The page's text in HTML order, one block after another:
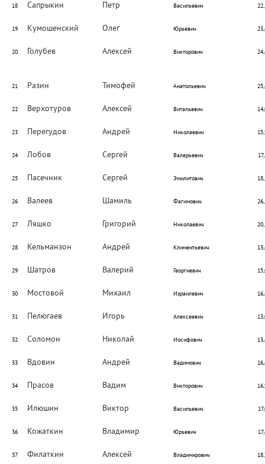
18 Сапрыкин Петр Васильевич
19 Кумошенский Олег Юрьевич
20 Голубев Алексей Викторович
21 Разин Тимофей Анатольевич
22 Верхотуров Алексей Витальевич
23 Перегудов Андрей Николаевич
24 Лобов Сергей Валерьевич
25 Пасечник Сергей Эмилитович
26 Валеев Шамиль Фагимович
27 Ляшко Григорий Николаевич
28 Кельманзон Андрей Климентьевич
29 Шатров Валерий Георгиевич
30 Мостовой Михаил Израилевич
31 Пелюгаев Игорь Алексеевич
32 Соломон Николай Иосифович
33 Вдовин Андрей Вадимович
34 Прасов Вадим Викторович
35 Илюшин Виктор Васильевич
36 Кожаткин Владимир Юрьевич
37 Филаткин Алексей Владимирович